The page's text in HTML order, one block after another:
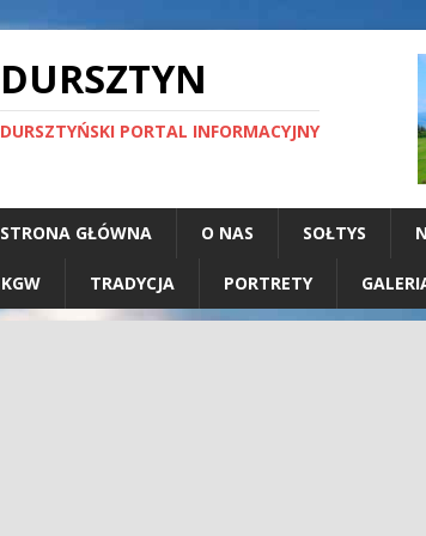
DURSZTYN
DURSZTYŃSKI PORTAL INFORMACYJNY
STRONA GŁÓWNA O NAS SOŁTYS
KGW TRADYCJA PORTRETY